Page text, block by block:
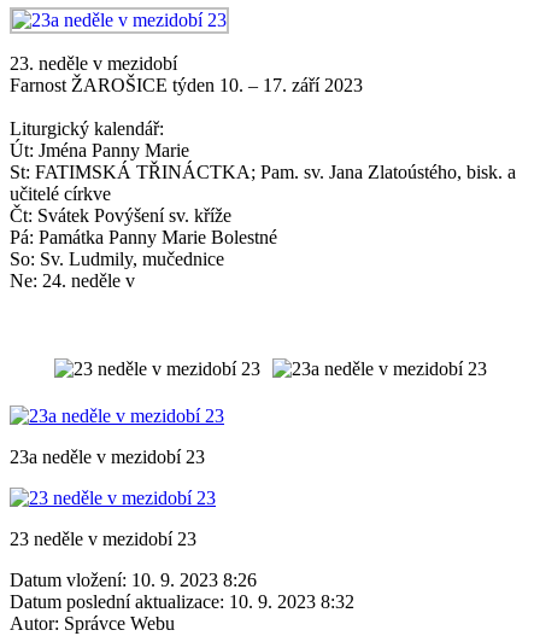
23. neděle v mezidobí
Farnost ŽAROŠICE týden 10. – 17. září 2023
Liturgický kalendář:
Út: Jména Panny Marie
St: FATIMSKÁ TŘINÁCTKA; Pam. sv. Jana Zlatoústého, bisk. a
učitelé církve
Čt: Svátek Povýšení sv. kříže
Pá: Památka Panny Marie Bolestné
So: Sv. Ludmily, mučednice
Ne: 24. neděle v
23a neděle v mezidobí 23
23 neděle v mezidobí 23
Datum vložení: 10. 9. 2023 8:26
Datum poslední aktualizace: 10. 9. 2023 8:32
Autor: Správce Webu